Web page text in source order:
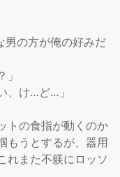
男の方が俺の好みだ
、け…ど…」
トの食指が動くのか
もうとするが、器用
れまた不躾にロッソ